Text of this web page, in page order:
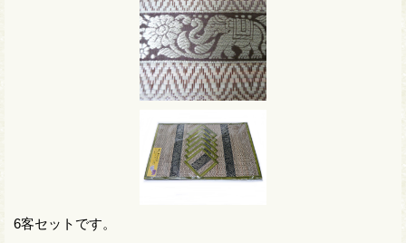
6客セットです。